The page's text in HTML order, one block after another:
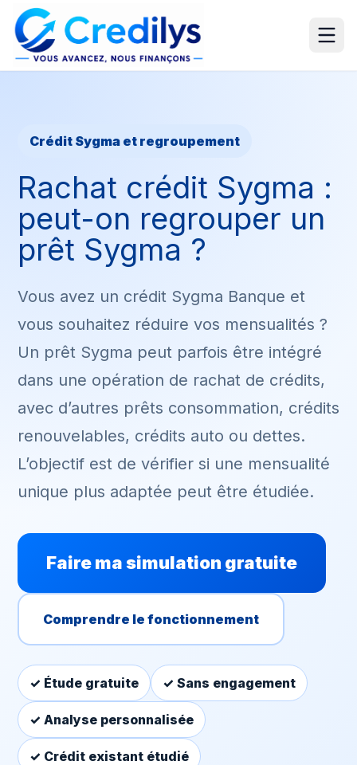
Crédit Sygma et regroupement
Rachat crédit Sygma :
peut-on regrouper un
prêt Sygma ?
Vous avez un crédit Sygma Banque et
vous souhaitez réduire vos mensualités ?
Un prêt Sygma peut parfois être intégré
dans une opération de rachat de crédits,
avec d’autres prêts consommation, crédits
renouvelables, crédits auto ou dettes.
L’objectif est de vérifier si une mensualité
unique plus adaptée peut être étudiée.
Faire ma simulation gratuite
Comprendre le fonctionnement
✓ Étude gratuite ✓ Sans engagement
✓ Analyse personnalisée
✓ Crédit existant étudié